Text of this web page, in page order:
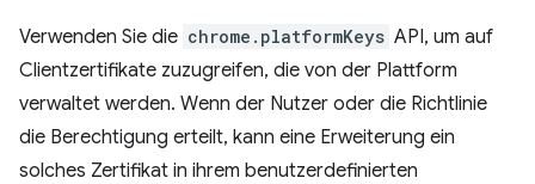
Verwenden Sie die chrome.platformKeys API, um auf
Clientzertifikate zuzugreifen, die von der Plattform
verwaltet werden. Wenn der Nutzer oder die Richtlinie
die Berechtigung erteilt, kann eine Erweiterung ein
solches Zertifikat in ihrem benutzerdefinierten